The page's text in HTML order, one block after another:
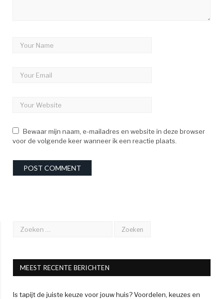
Bewaar mijn naam, e-mailadres en website in deze browser
voor de volgende keer wanneer ik een reactie plaats.
MEEST RECENTE BERICHTEN
Is tapijt de juiste keuze voor jouw huis? Voordelen, keuzes en